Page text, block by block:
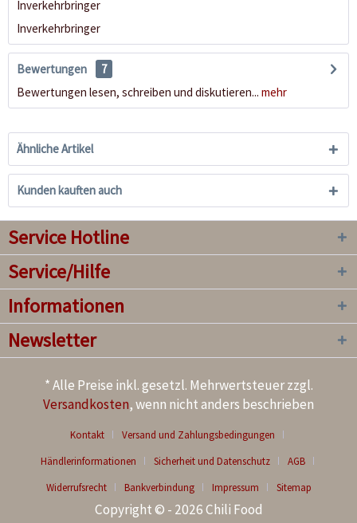
Inverkehrbringer
Inverkehrbringer
Bewertungen
7
Bewertungen lesen, schreiben und diskutieren... mehr
Ähnliche Artikel
Kunden kauften auch
Service Hotline
Service/Hilfe
Informationen
Newsletter
* Alle Preise inkl. gesetzl. Mehrwertsteuer zzgl.
Versandkosten, wenn nicht anders beschrieben
Kontakt
Versand und Zahlungsbedingungen
Händlerinformationen
Sicherheit und Datenschutz
AGB
Widerrufsrecht
Bankverbindung Impressum Sitemap
Copyright © - 2026 Chili Food